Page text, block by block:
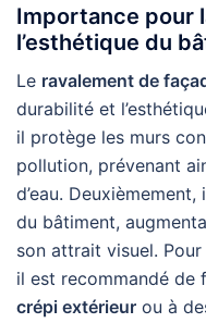
Importance pour
l’esthétique du
Le ravalement de
durabilité et
il protège les murs
pollution, prévenant
d’eau.
du bâtiment,
son attrait visuel.
il est recommandé de
crépi extérieur ou à